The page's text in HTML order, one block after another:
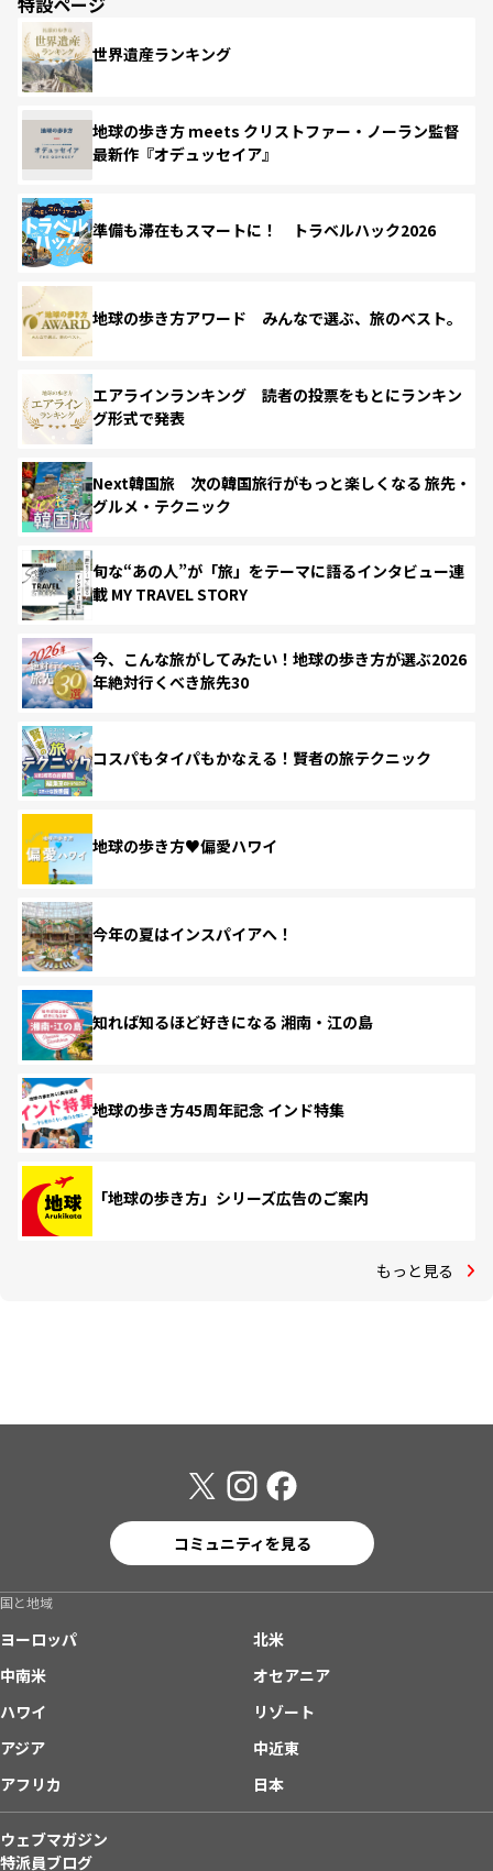
世界遺産ランキング
地球の歩き方 meets クリストファー・ノーラン監督
最新作『オデュッセイア』
準備も滞在もスマートに！ トラベルハック2026
地球の歩き方アワード みんなで選ぶ、旅のベスト。
エアラインランキング 読者の投票をもとにランキン
グ形式で発表
Next韓国旅 次の韓国旅行がもっと楽しくなる 旅先・
グルメ・テクニック
旬な“あの人”が「旅」をテーマに語るインタビュー連
載 MY TRAVEL STORY
今、こんな旅がしてみたい！地球の歩き方が選ぶ2026
年絶対行くべき旅先30
コスパもタイパもかなえる！賢者の旅テクニック
地球の歩き方♥偏愛ハワイ
今年の夏はインスパイアへ！
知れば知るほど好きになる 湘南・江の島
地球の歩き方45周年記念 インド特集
「地球の歩き方」シリーズ広告のご案内
もっと見る
コミュニティを見る
国と地域
ヨーロッパ
北米
中南米
オセアニア
ハワイ
リゾート
アジア
中近東
アフリカ
日本
ウェブマガジン
特派員ブログ